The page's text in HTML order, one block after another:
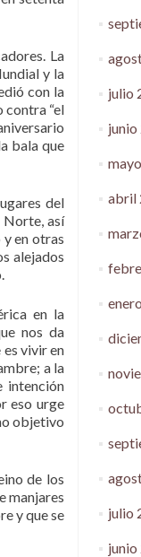
La
y la
con la
contra “el
bala que
del
Norte, así
en otras
alejados
en la
nos da
es vivir en
a la
intención
eso urge
objetivo
de los
manjares
y que se
julio
junio
abril
julio
junio